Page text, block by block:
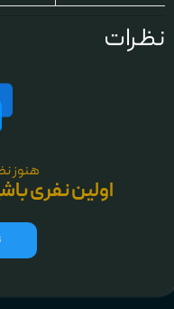
نظرات
هنوز
اولین نفری